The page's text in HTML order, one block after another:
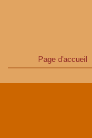
Page d'accueil